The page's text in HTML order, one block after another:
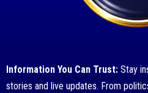
Information You Can Trust: Stay
stories and live updates. From